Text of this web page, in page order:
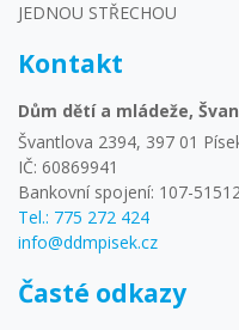
JEDNOU STŘECHOU
Kontakt
Dům dětí a mládeže,
Švantlova 2394, 397 01
IČ: 60869941
Bankovní spojení: 107-
Tel.: 775 272 424
info@ddmpisek.cz
Časté odkazy